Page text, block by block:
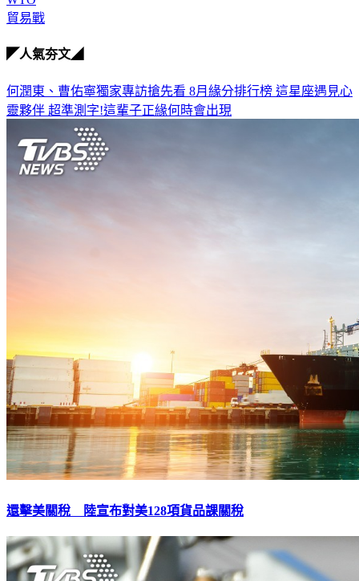
貿易戰
◤人氣夯文◢
何潤東、曹佑寧獨家專訪搶先看 8月緣分排行榜 這星座遇見心
靈夥伴 超準測字!這輩子正緣何時會出現
還擊美關稅 陸宣布對美128項貨品課關稅